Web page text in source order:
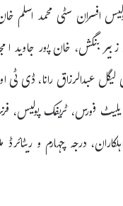
افسران سٹی محمد اسلم
بنگش، خان پور جاوید
عبدالرزاق رانا، ڈی ٹی
ایلیٹ فورس، ٹریفک
درجہ چہارم و